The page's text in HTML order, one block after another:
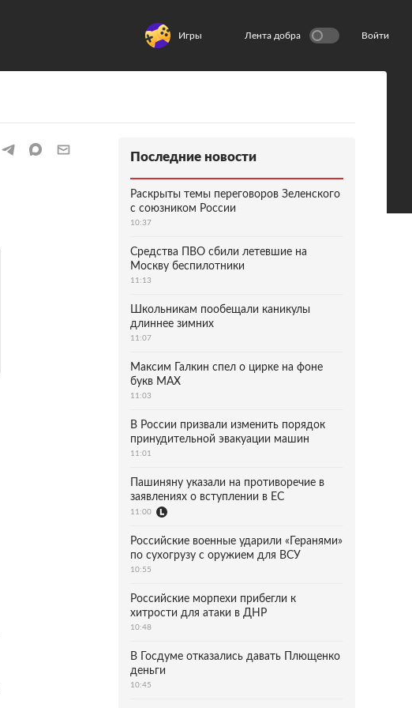
Игры Лента добра Войти
Последние новости
Раскрыты темы переговоров Зеленского
с союзником России
10:37
Средства ПВО сбили летевшие на
Москву беспилотники
11:13
Школьникам пообещали каникулы
длиннее зимних
11:07
Максим Галкин спел о цирке на фоне
букв MAX
11:03
В России призвали изменить порядок
принудительной эвакуации машин
11:01
Пашиняну указали на противоречие в
заявлениях о вступлении в ЕС
11:00
Российские военные ударили «Геранями»
по сухогрузу с оружием для ВСУ
10:55
Российские морпехи прибегли к
хитрости для атаки в ДНР
10:48
В Госдуме отказались давать Плющенко
деньги
10:45